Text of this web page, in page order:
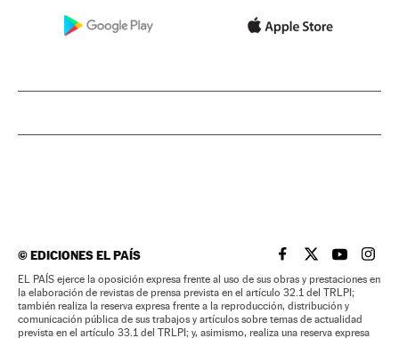
©EDICIONES EL PAÍS EL PAÍS BRASIL EN
EL PAÍSEL PAÍS
EL
EL PAÍS ejerce la oposición expresa frente al uso de sus obras y prestaciones en
la elaboración de revistas de prensa prevista en el artículo 32.1 del TRLPI;
también realiza la reserva expresa frente a la reproducción, distribución y
comunicación pública de sus trabajos y artículos sobre temas de actualidad
prevista en el artículo 33.1 del TRLPI; y, asimismo, realiza una reserva expresa